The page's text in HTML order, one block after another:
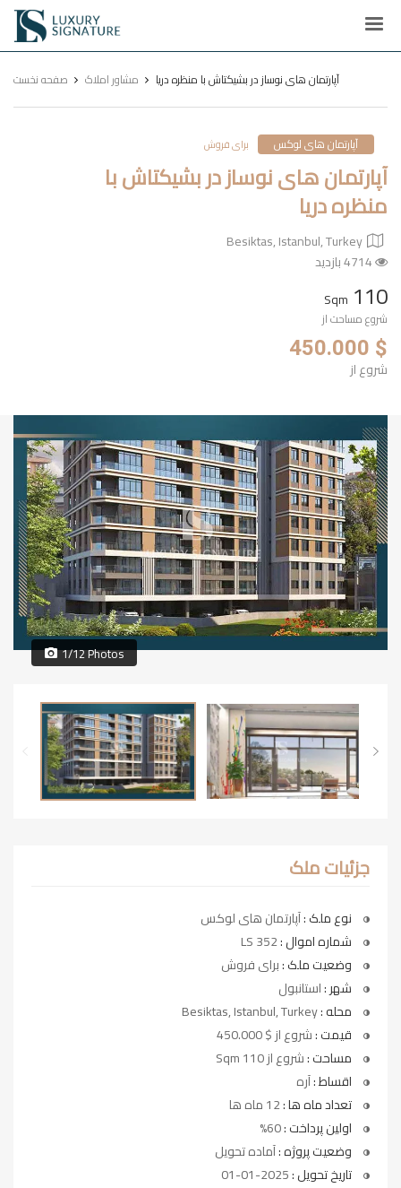
Luxury
Signature
صفحه نخست مشاور املاک آپارتمان های نوساز در بشیکتاش با منظره دریا
آپارتمان های لوکس برای فروش
آپارتمان های نوساز در بشیکتاش با
منظره دریا
Besiktas, Istanbul, Turkey
110
Sqm
شروع مساحت از
$ 450.000
شروع از
1/12 Photos
جزئیات ملک
نوع ملک :آپارتمان های لوکس
شماره اموال :
وضعیت ملک :برای فروش
شهر :استانبول
محله :Besiktas, Istanbul, Turkey
قیمت :شروع از $ 450.000
مساحت :شروع از 110 Sqm
اقساط :آره
تعداد ماه ها :12 ماه ها
اولین پرداخت :60%
وضعیت پروژه :آماده تحویل
تاریخ تحویل :2025-01-01